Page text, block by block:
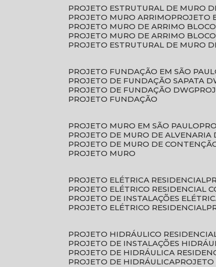
PROJETO ESTRUTURAL DE MURO
PROJETO MURO ARRIMO
PROJETO MURO DE ARRIMO
PROJETO MURO DE ARRIMO
PROJETO ESTRUTURAL DE MURO
PROJETO FUNDAÇÃO EM SÃO
PROJETO DE FUNDAÇÃO SAPATA
PROJETO DE FUNDAÇÃO DWG
PROJETO FUNDAÇÃO
PROJETO MURO EM SÃO PAULO
PROJETO DE MURO DE ALVENARIA
PROJETO DE MURO DE
PROJETO MURO
PROJETO ELÉTRICA RESIDENCIAL
PROJETO ELÉTRICO RESIDENCIAL
PROJETO DE INSTALAÇÕES
PROJETO ELÉTRICO RESIDENCIAL
PROJETO HIDRÁULICO
PROJETO DE INSTALAÇÕES
PROJETO DE HIDRÁULICA
PROJETO DE HIDRÁULICA